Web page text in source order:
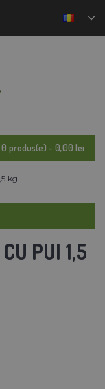
0 produs(e) - 0,00 lei
kg
PUI 1,5